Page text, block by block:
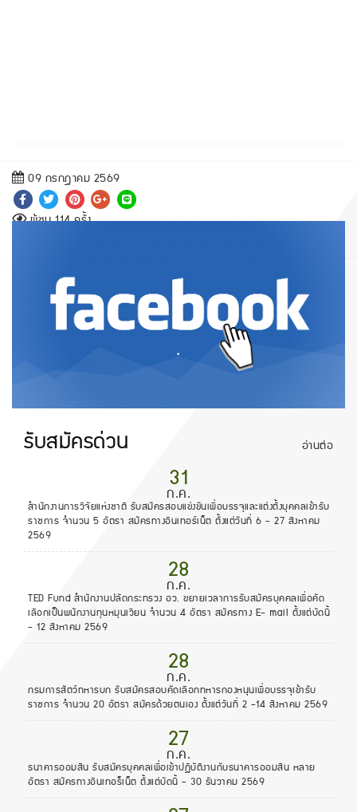
09 กรกฎาคม 2569
ผู้ชม 114 ครั้ง
.
รับสมัครด่วน อ่านต่อ
31
ก.ค.
สำนักงานการวิจัยแห่งชาติ รับสมัครสอบแข่งขันเพื่อบรรจุและแต่งตั้งบุคคลเข้ารับ
ราชการ จำนวน 5 อัตรา สมัครทางอินเทอร์เน็ต ตั้งแต่วันที่ 6 - 27 สิงหาคม
2569
28
ก.ค.
TED Fund สำนักงานปลัดกระทรวง อว. ขยายเวลาการรับสมัครบุคคลเพื่อคัด
เลือกเป็นพนักงานทุนหมุนเวียน จำนวน 4 อัตรา สมัครทาง E- mail ตั้งแต่บัดนี้
- 12 สิงหาคม 2569
28
ก.ค.
กรมการสัตว์ทหารบก รับสมัครสอบคัดเลือกทหารกองหนุนเพื่อบรรจุเข้ารับ
ราชการ จำนวน 20 อัตรา สมัครด้วยตนเอง ตั้งแต่วันที่ 2 -14 สิงหาคม 2569
27
ก.ค.
ธนาคารออมสิน รับสมัครบุคคลเพื่อเข้าปฏิบัติงานกับธนาคารออมสิน หลาย
อัตรา สมัครทางอินเทอร็เน็ต ตั้งแต่บัดนี้ - 30 ธันวาคม 2569